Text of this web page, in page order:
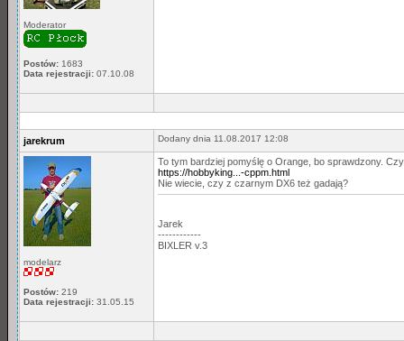
Moderator
Postów: 1683
Data rejestracji: 07.10.08
jarekrum Dodany dnia 11.08.2017 12:08
modelarz
Postów: 219
Data rejestracji: 31.05.15
To tym bardziej pomyślę o Orange, bo sprawdzony.
https://hobbyking...-cppm.html
Nie wiecie, czy z czarnym DX6 też gadają?
Jarek
------------
BIXLER v.3